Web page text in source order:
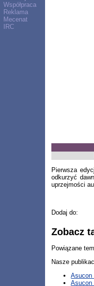
Współpraca
Reklama
Mecenat
IRC
Pierwsza
odkurzyć
uprzejmości
Dodaj do:
Zobacz
Powiązane
Nasze
Asucon
Asucon